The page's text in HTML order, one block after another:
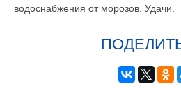
водоснабжения от морозов. Удачи.